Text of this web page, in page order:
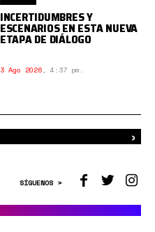
INCERTIDUMBRES Y
ESCENARIOS EN ESTA NUEVA
ETAPA DE DIÁLOGO
3 Ago 2026, 4:37 pm.
›
SÍGUENOS >